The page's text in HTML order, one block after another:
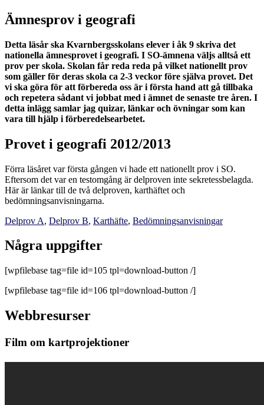
Ämnesprov i geografi
Detta läsår ska Kvarnbergsskolans elever i åk 9 skriva det
nationella ämnesprovet i geografi. I SO-ämnena väljs alltså ett
prov per skola. Skolan får reda reda på vilket nationellt prov
som gäller för deras skola ca 2-3 veckor före själva provet. Det
vi ska göra för att förbereda oss är i första hand att gå tillbaka
och repetera sådant vi jobbat med i ämnet de senaste tre åren. I
detta inlägg samlar jag quizar, länkar och övningar som kan
vara till hjälp i förberedelsearbetet.
Provet i geografi 2012/2013
Förra läsåret var första gången vi hade ett nationellt prov i SO.
Eftersom det var en testomgång är delproven inte sekretessbelagda.
Här är länkar till de två delproven, karthäftet och
bedömningsanvisningarna.
Delprov A, Delprov B, Karthäfte, Bedömningsanvisningar
Några uppgifter
[wpfilebase tag=file id=105 tpl=download-button /]
[wpfilebase tag=file id=106 tpl=download-button /]
Webbresurser
Film om kartprojektioner